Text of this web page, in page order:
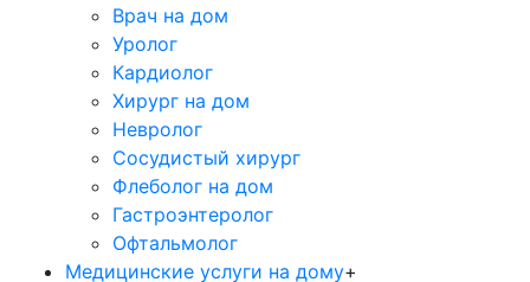
Врач на дом
Уролог
Кардиолог
Хирург на дом
Невролог
Сосудистый хирург
Флеболог на дом
Гастроэнтеролог
Офтальмолог
Медицинские услуги на дому+